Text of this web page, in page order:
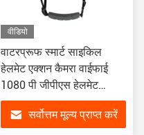
वीडियो
वाटरप्रूफ स्मार्ट साइकिल
हेलमेट एक्शन कैमरा वाईफाई
1080 पी जीपीएस हेलमेट
वीडियो रिकॉर्डर
सर्वोत्तम मूल्य प्राप्त करें